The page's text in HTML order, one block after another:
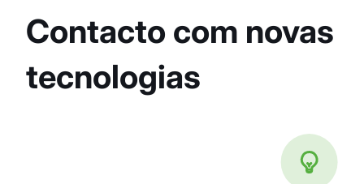
Contacto com novas
tecnologias